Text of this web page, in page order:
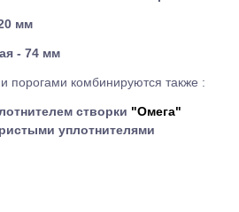
мм
- 74 мм
порогами комбинируются также :
створки "Омега"
уплотнителями